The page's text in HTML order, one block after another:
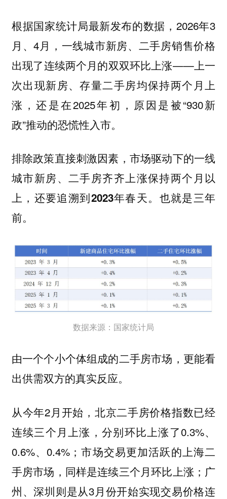
根据国家统计局最新发布的数据，2026年3
月、4月， 一线城市新房、二手房销售价格
出现了连续两个月的双双环比上涨——上一
次出现新房、存量二手房均保持两个月上
涨，还是在2025年初，原因是被“930新
政”推动的恐慌性入市。
排除政策直接刺激因素， 市场驱动下的一线
城市新房、二手房齐齐上涨保持两个月以
上，还要追溯到2023年春天。也就是三年
前。
数据来源：国家统计局
由一个个小个体组成的二手房市场，更能看
出供需双方的真实反应。
从今年2月开始， 北京二手房价格指数已经
连续三个月上涨 ，分别环比上涨了0.3%、
0.6%、0.4%；市场交易更加活跃的上海二
手房市场，同样是连续三个月环比上涨；广
州、深圳则是从3月份开始实现交易价格连